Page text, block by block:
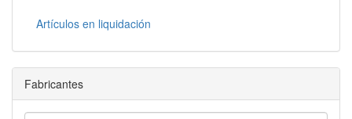
Artículos en liquidación
Fabricantes